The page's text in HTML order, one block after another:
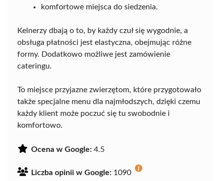
komfortowe miejsca do siedzenia.
Kelnerzy dbają o to, by każdy czuł się wygodnie, a
obsługa płatności jest elastyczna, obejmując różne
formy. Dodatkowo możliwe jest zamówienie
cateringu.
To miejsce przyjazne zwierzętom, które przygotowało
także specjalne menu dla najmłodszych, dzięki czemu
każdy klient może poczuć się tu swobodnie i
komfortowo.
Ocena w Google: 4.5
Liczba opinii w Google: 1090